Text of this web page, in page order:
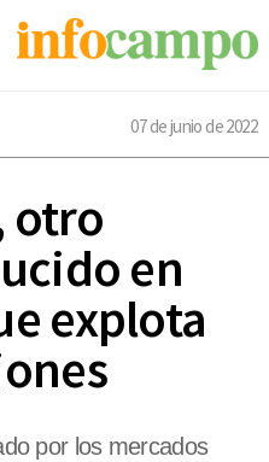
07 de junio de 2022
otro
en
explota
por los mercados